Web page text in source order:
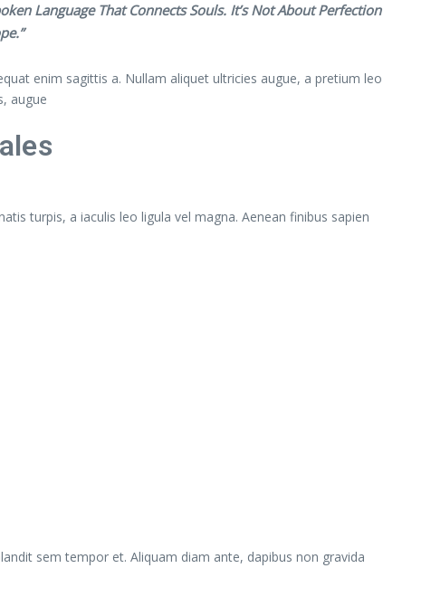
Language That Connects Souls. It’s Not About Perfection
enim sagittis a. Nullam aliquet ultricies augue, a pretium leo
augue
turpis, a iaculis leo ligula vel magna. Aenean finibus sapien
sem tempor et. Aliquam diam ante, dapibus non gravida